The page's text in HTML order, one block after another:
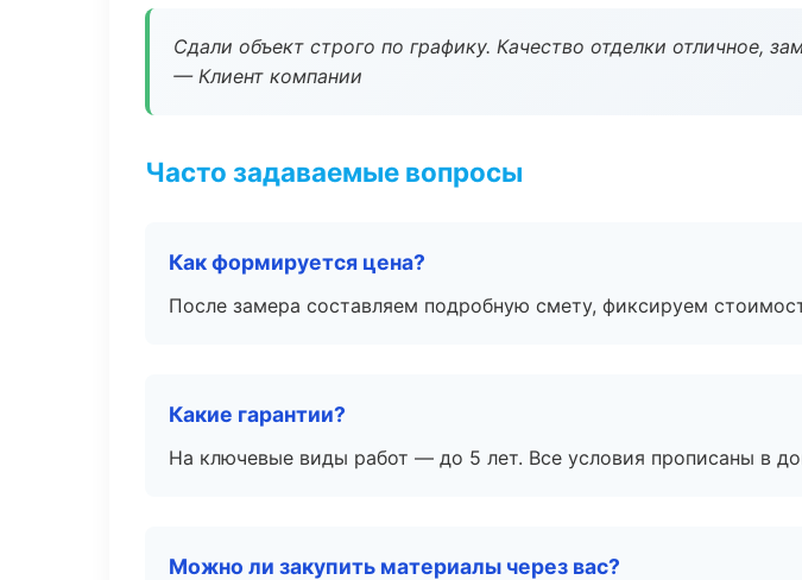
Сдали объект строго по графику. Качество отделки отличное,
— Клиент компании
Часто задаваемые вопросы
Как формируется цена?
После замера составляем подробную смету, фиксируем
Какие гарантии?
На ключевые виды работ — до 5 лет. Все условия прописаны в
Можно ли закупить материалы через вас?